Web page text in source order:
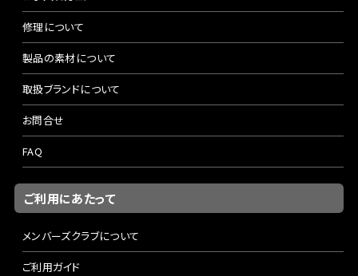
修理について
製品の素材について
取扱ブランドについて
お問合せ
FAQ
ご利用にあたって
メンバーズクラブについて
ご利用ガイド